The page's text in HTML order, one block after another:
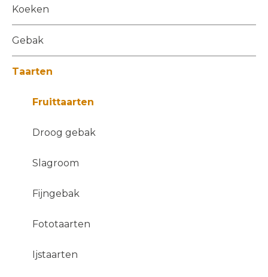
Koeken
Gebak
Taarten
Fruittaarten
Droog gebak
Slagroom
Fijngebak
Fototaarten
Ijstaarten